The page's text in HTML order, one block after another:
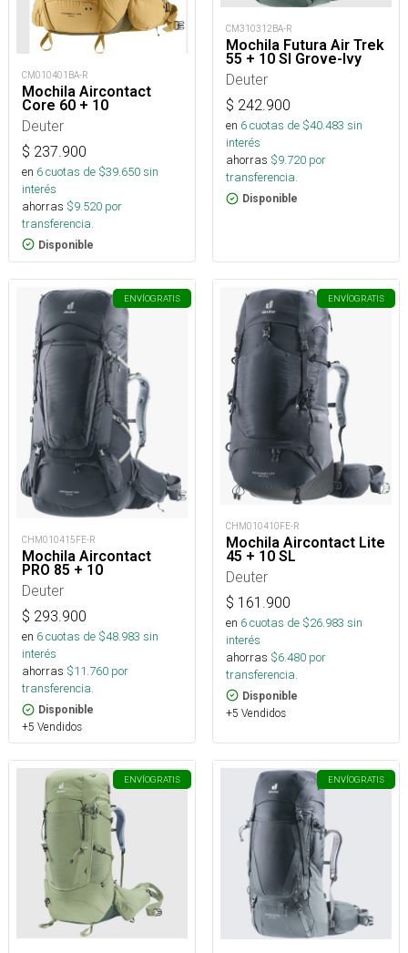
CM010401BA-R
Mochila Aircontact
Core 60 + 10
Deuter
$ 237.900
en 6cuotas de $39.650sin
interés
ahorras $9.520 por
transferencia.
Disponible
CM310312BA-R
Mochila Futura Air Trek
55 + 10 Sl Grove-Ivy
Deuter
$ 242.900
en 6cuotas de $40.483 sin
interés
ahorras $9.720 por
transferencia.
Disponible
ENVÍOGRATIS
CHM010415FE-R
Mochila Aircontact
PRO 85 + 10
Deuter
$ 293.900
en 6cuotas de $48.983 sin
interés
ahorras $11.760 por
transferencia.
Disponible
+5 Vendidos
ENVÍOGRATIS
CHM010410FE-R
Mochila Aircontact Lite
45 + 10 SL
Deuter
$ 161.900
en 6cuotas de $26.983 sin
interés
ahorras $6.480 por
transferencia.
Disponible
+5 Vendidos
ENVÍOGRATIS ENVÍOGRATIS